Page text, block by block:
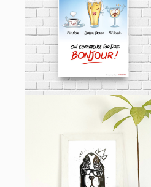
DITES BONJOUR !
AFFICHES
€
SA MAJESTÉ BASSET
HOUND – LINOGRAVURE
TIRAGE LIMITÉ